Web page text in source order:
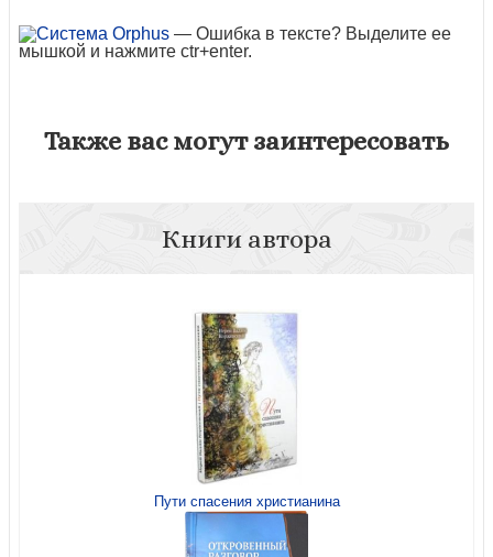
— Ошибка в тексте? Выделите ее
мышкой и нажмите ctr+enter.
Также вас могут заинтересовать
Книги автора
Пути спасения христианина